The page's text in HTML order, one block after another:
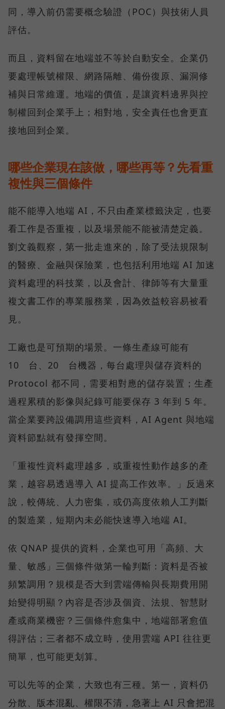
同，導入前仍需要概念驗證（POC）與技術人員
評估。
而且，資料留在地端並不等於自動安全。企業仍
要處理帳號權限、網路隔離、備份復原、漏洞修
補與日常維運。地端的價值，是讓資料邊界與控
制權回到企業手上；相對地，安全責任也會更直
接地回到企業。
哪些企業現在該做，哪些再等？先看重
複性與三個條件
能不能導入地端 AI，不只由產業標籤決定，也要
看工作是否重複，以及場景能不能被清楚定義。
劉文義觀察，第一批走進來的，除了受法規限制
的醫療、金融與保險業，也包括利用地端 AI 加速
資料處理的科技業，以及會計、律師等有大量重
複文書工作的專業服務業，因為效益較容易被看
見。
工廠也是可預期的場景。一條生產線可能有
10 台、20 台機器，每台處理與儲存資料的
Protocol 都不同，需要相對應的儲存裝置；生產
過程累積的影像與紀錄可能要保存 3 年到 5 年。
當企業要跨設備調用這些資料，AI Agent 與地端
資料節點就有發揮空間。
「重複性資料處理越多，或重複性動作越多的產
業，越容易透過導入 AI 提高工作效率。」反過來
說，較傳統、人力密集，或仍高度依賴人工判斷
的製造業，短期內未必能快速導入地端 AI。
依 QNAP 提供的資料，企業也可用「高頻、大
量、敏感」三個條件做第一輪判斷：資料是否被
頻繁調用？規模是否大到雲端傳輸與長期費用開
始變得明顯？內容是否涉及個資、法規、智慧財
產或商業機密？三個條件愈集中，地端部署愈值
得評估；三者都不成立時，使用雲端 API 往往更
簡單，也可能更划算。
可以先等的企業，大致也有三種。第一，資料仍
分散、版本混亂、權限不清，急著上 AI 只會把混